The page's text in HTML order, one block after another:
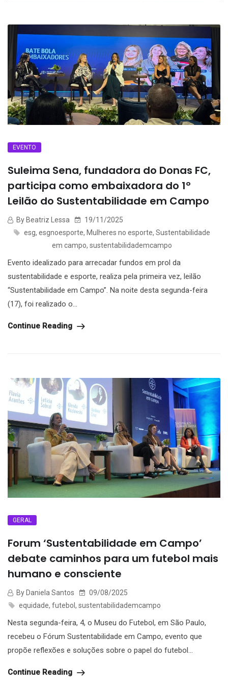
EVENTO
Suleima Sena, fundadora do Donas FC,
participa como embaixadora do 1º
Leilão do Sustentabilidade em Campo
By Beatriz Lessa
19/11/2025
esg, esgnoesporte, Mulheres no esporte, Sustentabilidade
em campo, sustentabilidademcampo
Evento idealizado para arrecadar fundos em prol da
sustentabilidade e esporte, realiza pela primeira vez, leilão
“Sustentabilidade em Campo”. Na noite desta segunda-feira
(17), foi realizado o...
Continue Reading
GERAL
Forum ‘Sustentabilidade em Campo’
debate caminhos para um futebol mais
humano e consciente
By Daniela Santos
09/08/2025
equidade, futebol , sustentabilidademcampo
Nesta segunda-feira, 4, o Museu do Futebol, em São Paulo,
recebeu o Fórum Sustentabilidade em Campo, evento que
propõe reflexões e soluções sobre o papel do futebol...
Continue Reading